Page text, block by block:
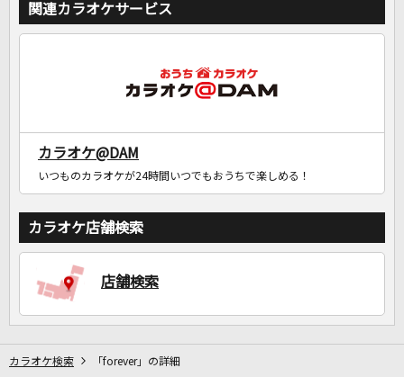
関連カラオケサービス
カラオケ@DAM
いつものカラオケが24時間いつでもおうちで楽しめる！
カラオケ店舗検索
店舗検索
カラオケ検索 「forever」の詳細